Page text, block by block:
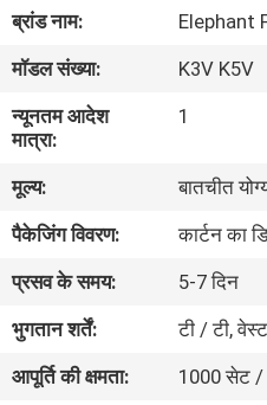
हमारे
में
कारखाना
गुणवत्ता
नियंत्रण
ब्रांड नाम:
Elephant
मॉडल संख्या:
K3V K5V
न्यूनतम आदेश
मात्रा:
1
मूल्य:
बातचीत
पैकेजिंग विवरण:
कार्टन का
प्रसव के समय:
5-7 दिन
भुगतान शर्तें:
टी / टी,
आपूर्ति की क्षमता:
1000 सेट /